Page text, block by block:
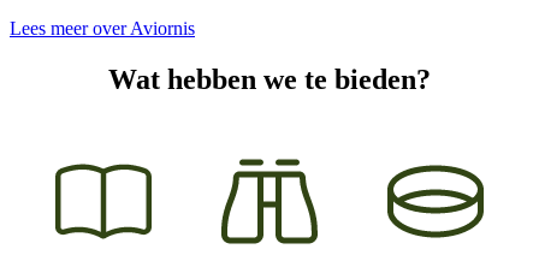
Lees meer over Aviornis
Wat hebben we te bieden?